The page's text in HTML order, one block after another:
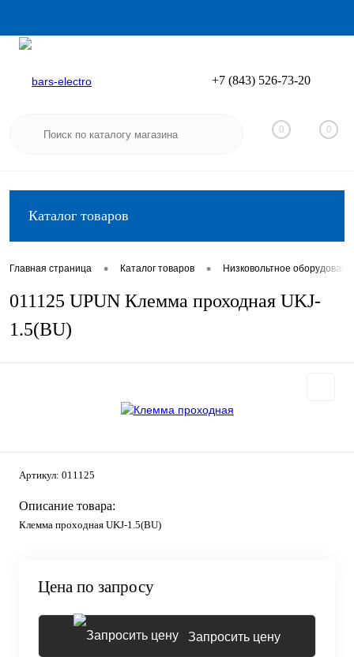
Вход
+7 (843) 526-73-20
0 0
Каталог товаров
Главная страница • Каталог товаров • Низковольтное
011125 UPUN Клемма проходная UKJ-
1.5(BU)
Артикул: 011125
Описание товара:
Клемма проходная UKJ-1.5(BU)
Цена по запросу
Запросить цену